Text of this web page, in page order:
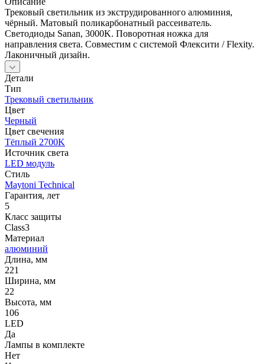
Трековый светильник из экструдированного алюминия,
чёрный. Матовый поликарбонатный рассеиватель.
Светодиоды Sanan, 3000K. Поворотная ножка для
направления света. Совместим с системой Флексити / Flexity.
Лаконичный дизайн.
Детали
Тип
Трековый светильник
Цвет
Черный
Цвет свечения
Тёплый 2700K
Источник cвета
LED модуль
Стиль
Maytoni Technical
Гарантия, лет
5
Класс защиты
Class3
Материал
алюминий
Длина, мм
221
Ширина, мм
22
Высота, мм
106
LED
Да
Лампы в комплекте
Нет